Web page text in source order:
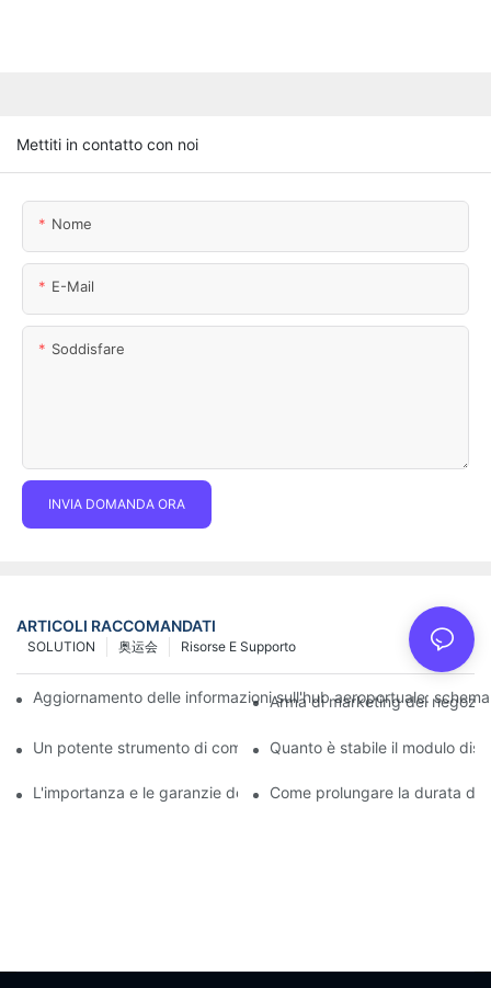
Mettiti in contatto con noi
Nome
E-Mail
Soddisfare
INVIA DOMANDA ORA
ARTICOLI RACCOMANDATI
Risorse E Supporto
奥运会
SOLUTION
Aggiornamento delle informazioni sull'hub aeroportuale:
Arma di marketing del
Un potente strumento di comunicazione per le organizzazioni
Quanto è stabile il modulo
L'importanza e le garanzie del servizio post-vendita dei display
Come prolungare la durata